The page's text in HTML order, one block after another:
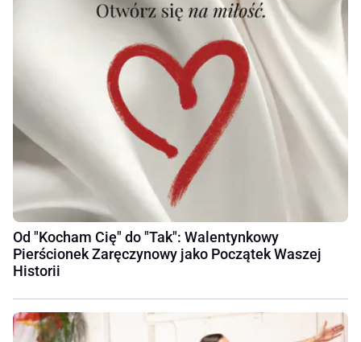
Od "Kocham Cię" do "Tak": Walentynkowy
Pierścionek Zaręczynowy jako Początek Waszej
Historii